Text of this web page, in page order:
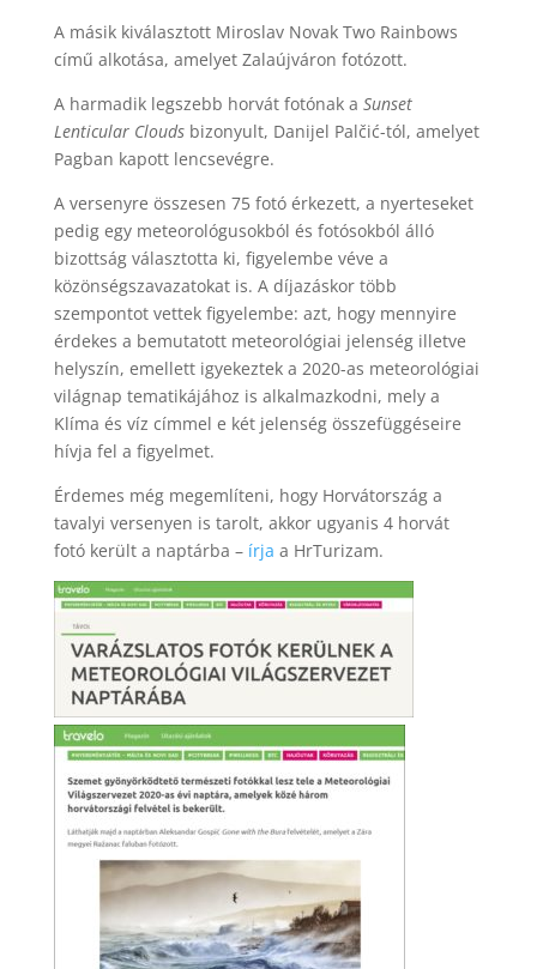
A másik kiválasztott Miroslav Novak Two Rainbows
című alkotása, amelyet Zalaújváron fotózott.
A harmadik legszebb horvát fotónak a Sunset
Lenticular Cloudsbizonyult, Danijel Palčić-tól, amelyet
Pagban kapott lencsevégre.
A versenyre összesen 75 fotó érkezett, a nyerteseket
pedig egy meteorológusokból és fotósokból álló
bizottság választotta ki, figyelembe véve a
közönségszavazatokat is. A díjazáskor több
szempontot vettek figyelembe: azt, hogy mennyire
érdekes a bemutatott meteorológiai jelenség illetve
helyszín, emellett igyekeztek a 2020-as meteorológiai
világnap tematikájához is alkalmazkodni, mely a
Klíma és víz címmel e két jelenség összefüggéseire
hívja fel a figyelmet.
Érdemes még megemlíteni, hogy Horvátország a
tavalyi versenyen is tarolt, akkor ugyanis 4 horvát
fotó került a naptárba – írja a HrTurizam.